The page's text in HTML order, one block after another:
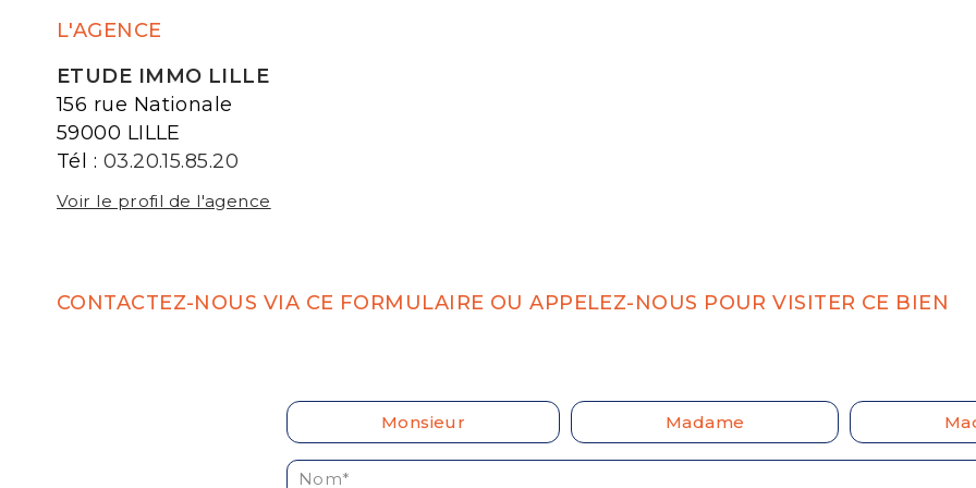
L'AGENCE
ETUDE IMMO LILLE
156 rue Nationale
59000 LILLE
Tél : 03.20.15.85.20
Voir le profil de l'agence
CONTACTEZ-NOUS VIA CE FORMULAIRE OU APPELEZ-NOUS POUR VISITER CE BIEN
Civilité : Monsieur Madame
Nom* :